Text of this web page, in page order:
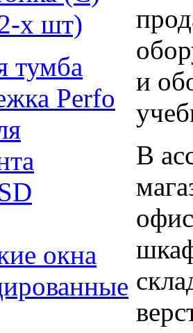
х шт)
тумба
Perfo
окна
и
В